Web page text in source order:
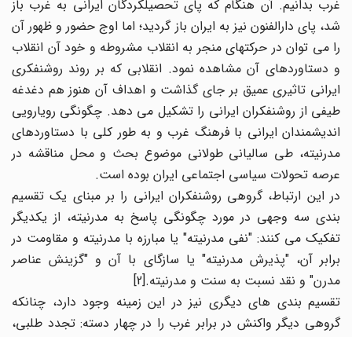
غرب بدانیم. آن هنگام که پای تحصیلکردگان ایرانی به غرب باز
شد، پای دارالفنون نیز به ایران باز گردید؛ اما اوج حضور و ظهور آن
را می توان در حرکت­های منجر به انقلاب مشروطه و خود آن انقلاب
و دستاوردهای آن مشاهده نمود. انقلابی که بر روند روشنفکری
ایرانی تاثیری عمیق بر جای گذاشت و اهداف آن هنوز هم دغدغه
طیفی از روشنفکران ایرانی را تشکیل می دهد. چگونگی رویارویی
اندیشمندان ایرانی با فرهنگ غرب و به طور کلی با دستاوردهای
مدرنیته، طی سالیانی طولانی موضوع بحث و محل مناقشه در
عرصه تحولات سیاسی اجتماعی ایران بوده است.
در این ارتباط، گروهی روشنفکران ایرانی را بر مبنای یک تقسیم
بندی سه وجهی در مورد چگونگی پاسخ به مدرنیته، از یکدیگر
تفکیک می کنند: "نفی مدرنیته" یا مبارزه با مدرنیته و مقاومت در
برابر آن، "پذیرش مدرنیته" یا سازگای با آن و "گزینش عناصر
مدرن" و نقد نسبت به سنت و مدرنیته.[2]
تقسیم بندی های دیگری نیز در این زمینه وجود دارد، چنانکه
گروهی دیگر واکنش در برابر غرب را در چهار دسته: تجدد طلبی،